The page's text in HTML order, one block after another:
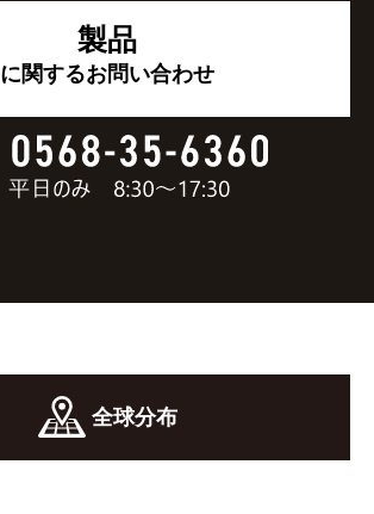
製品
に関するお問い合わせ
全球分布